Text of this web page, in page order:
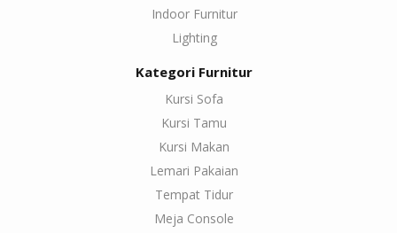
Indoor Furnitur
Lighting
Kategori Furnitur
Kursi Sofa
Kursi Tamu
Kursi Makan
Lemari Pakaian
Tempat Tidur
Meja Console